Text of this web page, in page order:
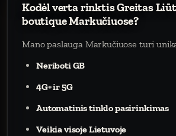
Kodėl verta rinktis Greitas
boutique Markučiuose?
Mano paslauga Markučiuose turi
Neriboti GB
4G+ ir 5G
Automatinis tinklo pasirinkimas
Veikia visoje Lietuvoje